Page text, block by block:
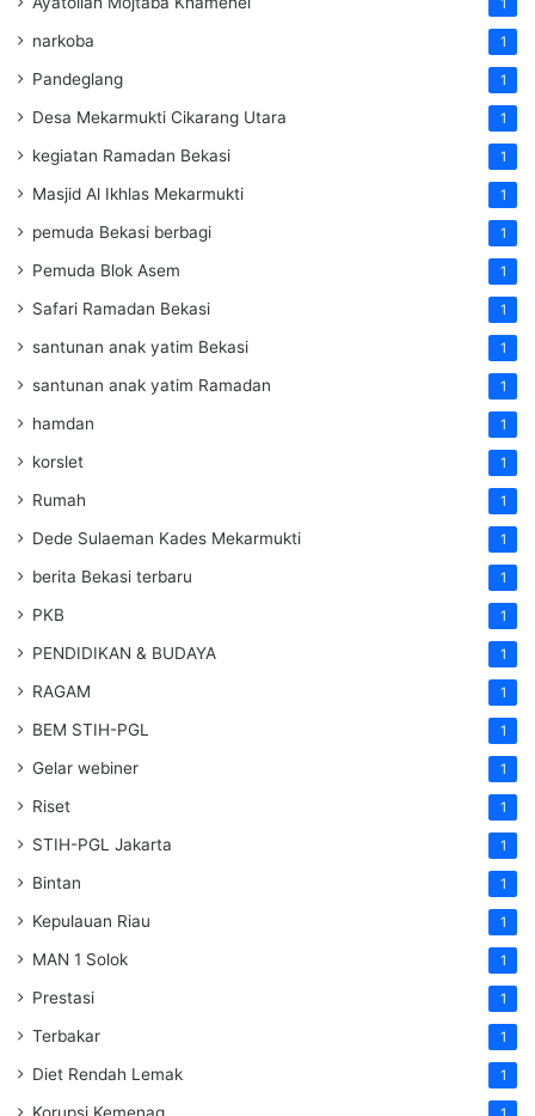
narkoba 1
Pandeglang 1
Desa Mekarmukti Cikarang Utara 1
kegiatan Ramadan Bekasi 1
Masjid Al Ikhlas Mekarmukti 1
pemuda Bekasi berbagi 1
Pemuda Blok Asem 1
Safari Ramadan Bekasi 1
santunan anak yatim Bekasi 1
santunan anak yatim Ramadan 1
hamdan 1
korslet 1
Rumah 1
Dede Sulaeman Kades Mekarmukti 1
berita Bekasi terbaru 1
PKB 1
PENDIDIKAN & BUDAYA 1
RAGAM 1
BEM STIH-PGL 1
Gelar webiner 1
Riset 1
STIH-PGL Jakarta 1
Bintan 1
Kepulauan Riau 1
MAN 1 Solok 1
Prestasi 1
Terbakar 1
Diet Rendah Lemak 1
Korupsi Kemenag